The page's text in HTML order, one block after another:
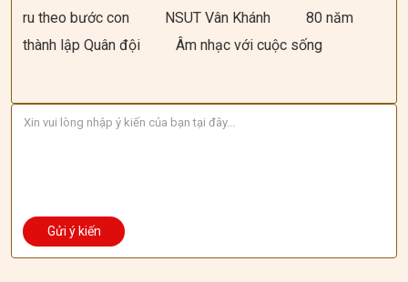
ru theo bước con
NSUT Vân Khánh
80 năm
thành lập Quân đội
Âm nhạc với cuộc sống